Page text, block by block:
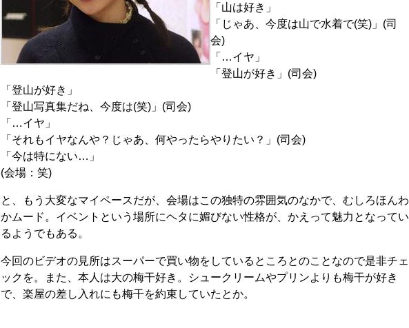
「山は好き」
「じゃあ、今度は山で水着で(笑)」(司
会)
「…イヤ」
「登山が好き」(司会)
「登山が好き」
「登山写真集だね、今度は(笑)」(司会)
「…イヤ」
「それもイヤなんや？じゃあ、何やったらやりたい？」(司会)
「今は特にない…」
(会場：笑)
と、もう大変なマイペースだが、会場はこの独特の雰囲気のなかで、むしろほんわ
かムード。イベントという場所にヘタに媚びない性格が、かえって魅力となってい
るようでもある。
今回のビデオの見所はスーパーで買い物をしているところとのことなので是非チェ
ックを。また、本人は大の梅干好き。シュークリームやプリンよりも梅干が好き
で、楽屋の差し入れにも梅干を約束していたとか。